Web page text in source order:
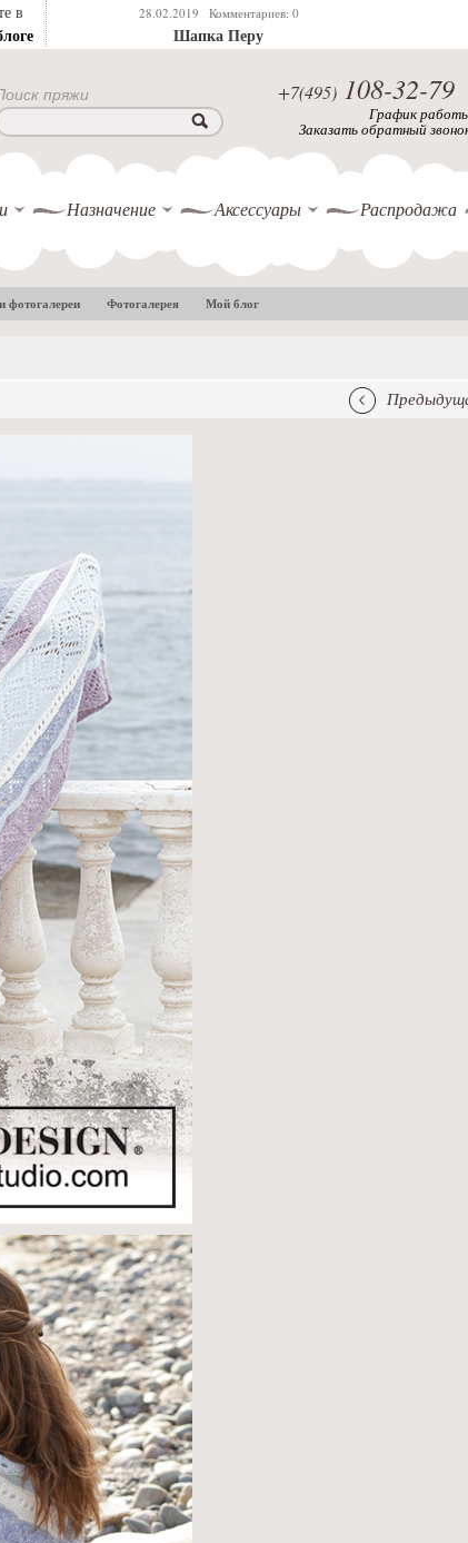
в
28.02.2019
Комментариев: 0
Шапка Перу
пряжи +7(495) 108-32-79
График
Заказать обратный
Назначение Аксессуары Распродажа
фотогалереи Фотогалерея Мой блог